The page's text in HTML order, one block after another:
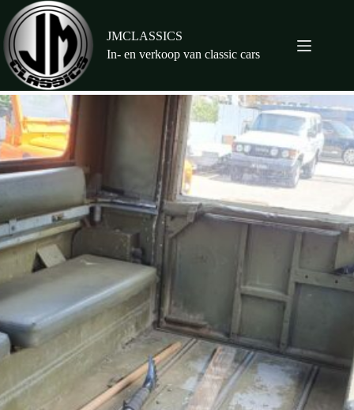
naar
de
inhoud
JMCLASSICS
In- en verkoop van classic cars